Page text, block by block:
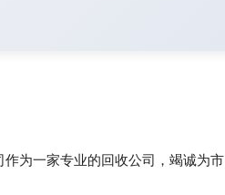
为一家专业的回收公司，竭诚为市